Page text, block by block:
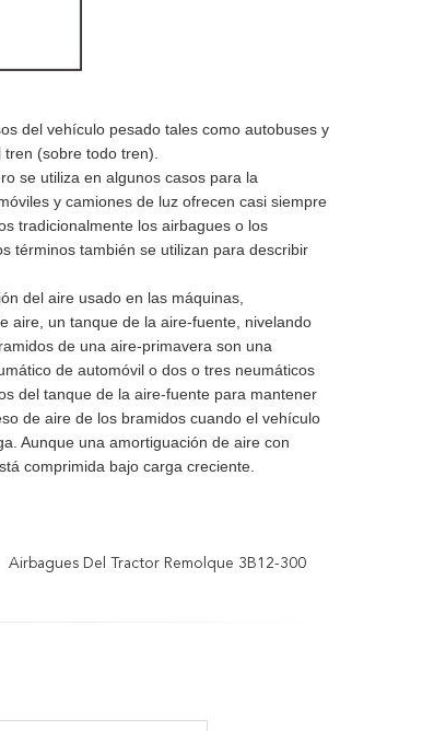
del vehículo pesado tales como autobuses y
(sobre todo tren).
se utiliza en algunos casos para la
y camiones de luz ofrecen casi siempre
tradicionalmente los airbagues o los
términos también se utilizan para describir
del aire usado en las máquinas,
aire, un tanque de la aire-fuente, nivelando
de una aire-primavera son una
de automóvil o dos o tres neumáticos
del tanque de la aire-fuente para mantener
de aire de los bramidos cuando el vehículo
Aunque una amortiguación de aire con
comprimida bajo carga creciente.
Airbagues Del Tractor Remolque 3B12-300